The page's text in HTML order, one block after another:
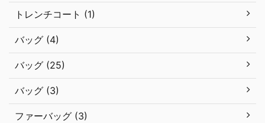
トレンチコート (1)
バッグ (4)
バッグ (25)
バッグ (3)
ファーバッグ (3)